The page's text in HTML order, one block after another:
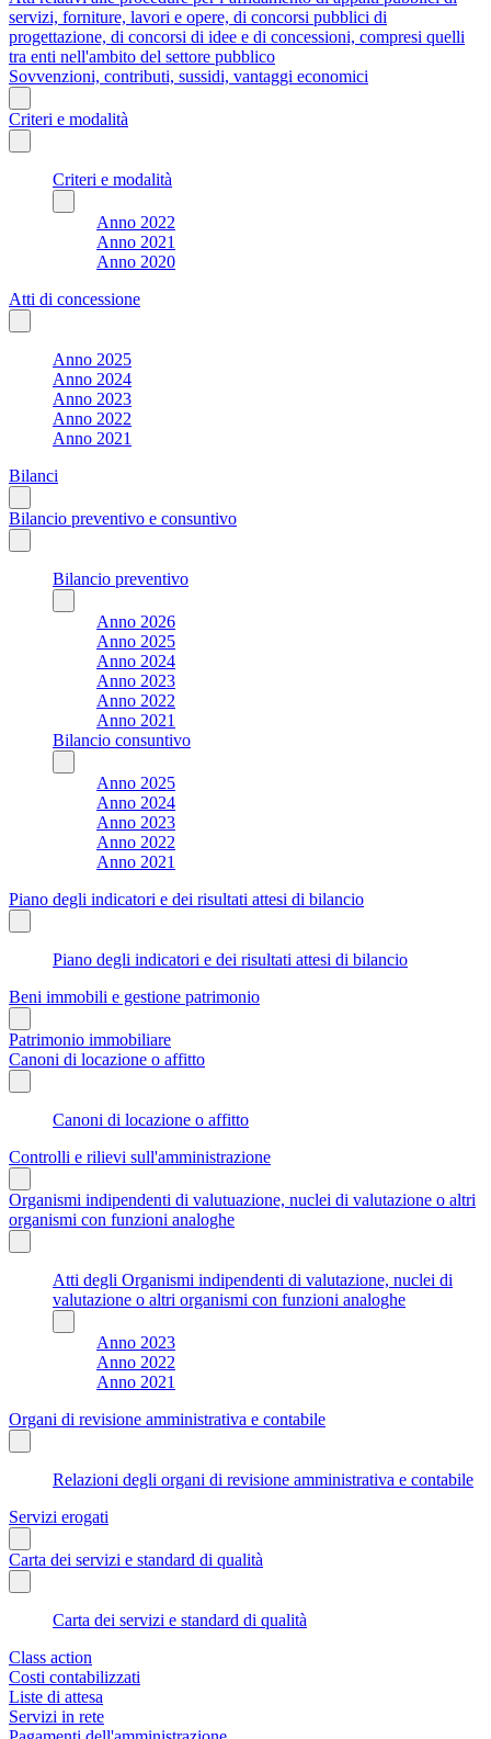
servizi, forniture, lavori e opere, di concorsi pubblici di
progettazione, di concorsi di idee e di concessioni, compresi quelli
tra enti nell'ambito del settore pubblico
Sovvenzioni, contributi, sussidi, vantaggi economici
Criteri e modalità
Criteri e modalità
Anno 2022
Anno 2021
Anno 2020
Atti di concessione
Anno 2025
Anno 2024
Anno 2023
Anno 2022
Anno 2021
Bilanci
Bilancio preventivo e consuntivo
Bilancio preventivo
Anno 2026
Anno 2025
Anno 2024
Anno 2023
Anno 2022
Anno 2021
Bilancio consuntivo
Anno 2025
Anno 2024
Anno 2023
Anno 2022
Anno 2021
Piano degli indicatori e dei risultati attesi di bilancio
Piano degli indicatori e dei risultati attesi di bilancio
Beni immobili e gestione patrimonio
Patrimonio immobiliare
Canoni di locazione o affitto
Canoni di locazione o affitto
Controlli e rilievi sull'amministrazione
Organismi indipendenti di valutuazione, nuclei di valutazione o altri
organismi con funzioni analoghe
Atti degli Organismi indipendenti di valutazione, nuclei di
valutazione o altri organismi con funzioni analoghe
Anno 2023
Anno 2022
Anno 2021
Organi di revisione amministrativa e contabile
Relazioni degli organi di revisione amministrativa e contabile
Servizi erogati
Carta dei servizi e standard di qualità
Carta dei servizi e standard di qualità
Class action
Costi contabilizzati
Liste di attesa
Servizi in rete